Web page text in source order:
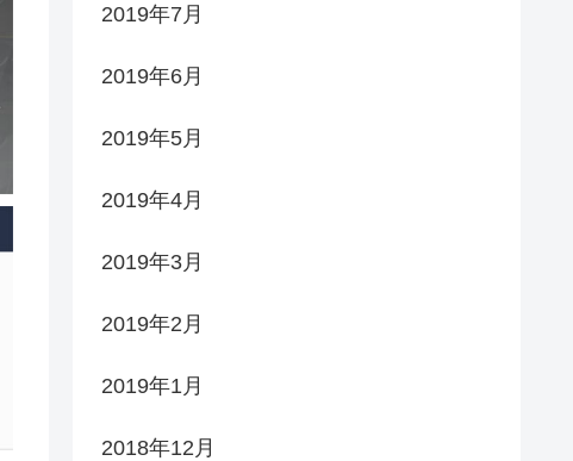
2019年7月
2019年6月
2019年5月
2019年4月
2019年3月
2019年2月
2019年1月
2018年12月